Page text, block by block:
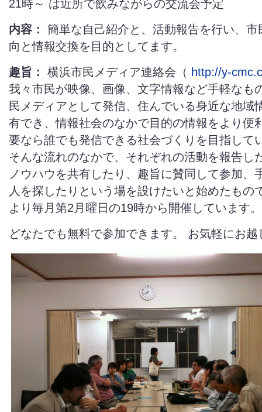
21時～ は近所で飲みながらの交流会予定
内容：
簡単な自己紹介と、活動報告を行い、市
向と情報交換を目的としてます。
趣旨：
横浜市民メディア連絡会（ http://y-
我々市民が映像、画像、文字情報など手軽なも
民メディアとして発信、住んでいる身近な地域
有でき、情報社会のなかで目的の情報をより便
要なら誰でも発信できる社会づくりを目指して
そんな流れのなかで、それぞれの活動を報告し
ノウハウを共有したり、趣旨に賛同して参加、
人を探したりという場を設けたいと始めたもの
より毎月第2月曜日の19時から開催しています。
どなたでも無料で参加できます。 お気軽にお越